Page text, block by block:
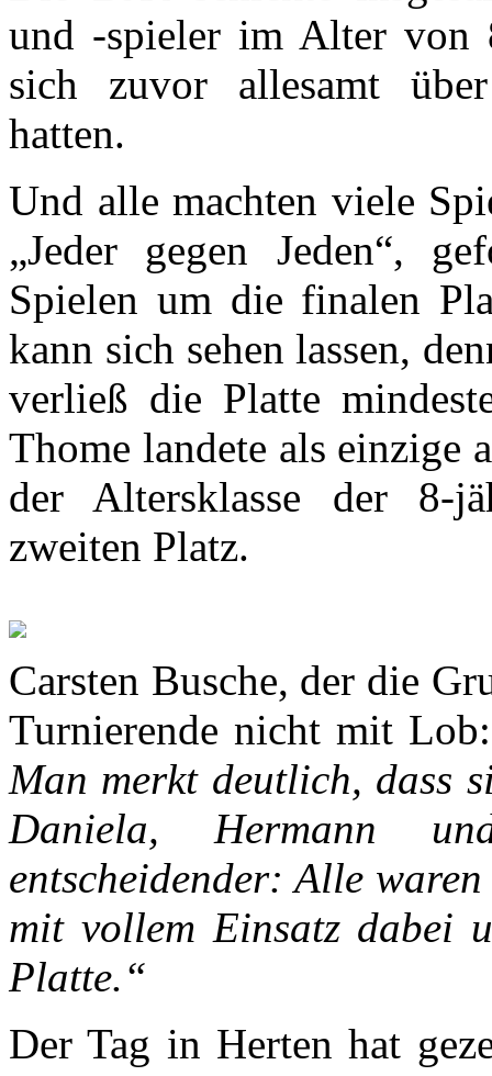
und -spieler im Alter von
sich zuvor allesamt
hatten.
Und alle machten viele
„Jeder gegen Jeden“,
Spielen um die finalen
kann sich sehen lassen,
verließ die Platte
Thome landete als einzige
der Altersklasse der 8-
zweiten Platz.
Carsten Busche, der die
Turnierende nicht mit
Man merkt deutlich, dass
Daniela, Hermann
entscheidender: Alle
mit vollem Einsatz dabei
Platte.“
Der Tag in Herten hat